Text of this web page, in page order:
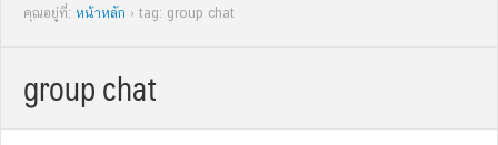
คุณอยู่ที่: หน้าหลัก › tag: group chat
group chat